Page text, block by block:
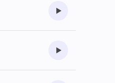
수강준비
수강준비